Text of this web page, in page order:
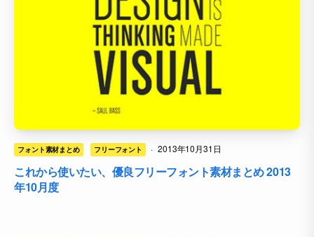
フォント素材まとめ フリーフォント · 2013年10月31日
これから使いたい、優良フリーフォント素材まとめ 2013
年10月度